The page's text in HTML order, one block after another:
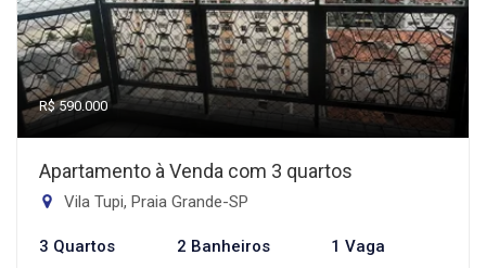
R$ 590.000
Apartamento à Venda com 3 quartos
Vila Tupi, Praia Grande-SP
3 Quartos 2 Banheiros 1 Vaga